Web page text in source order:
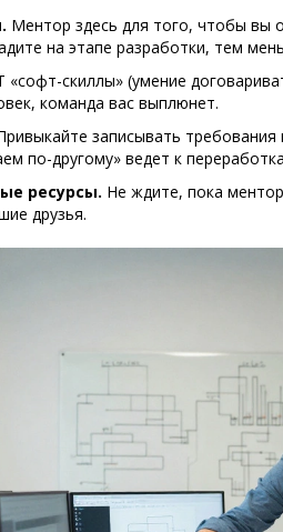
Ментор здесь для того, чтобы вы
на этапе разработки, тем
«софт-скиллы» (умение
команда вас выплюнет.
записывать
по-другому» ведет к
ресурсы. Не ждите, пока
друзья.